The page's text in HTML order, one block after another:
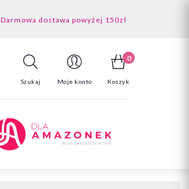
Darmowa dostawa powyżej 150zł
Odstąpienie od umowy - tutaj
Szukaj Moje konto
0
Koszyk